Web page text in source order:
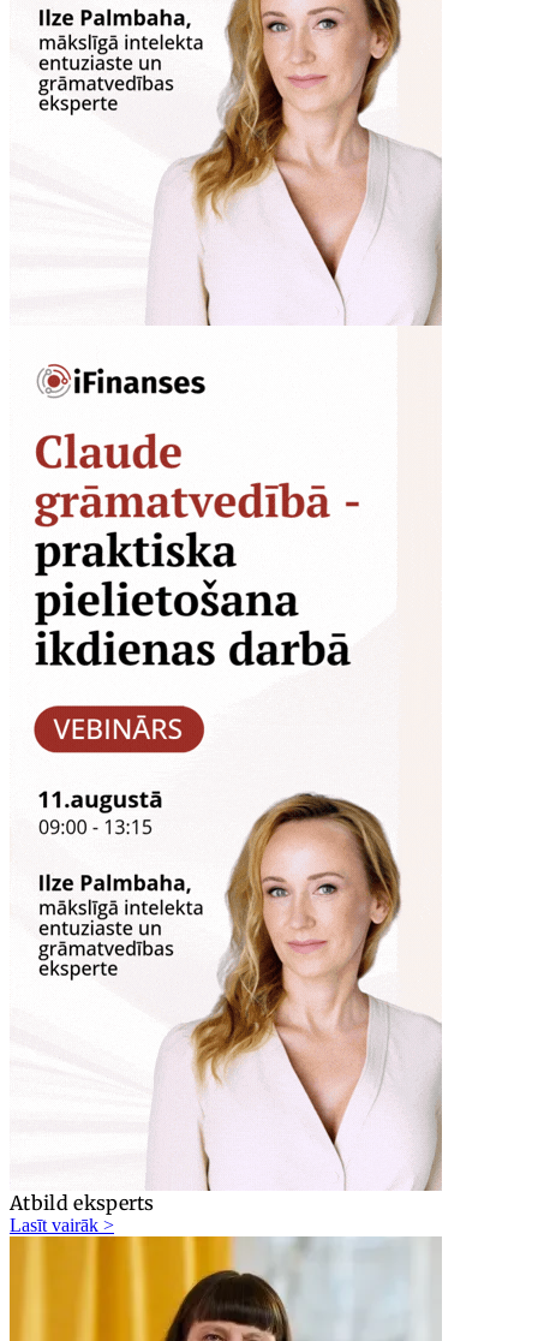
Atbild eksperts
Lasīt vairāk >